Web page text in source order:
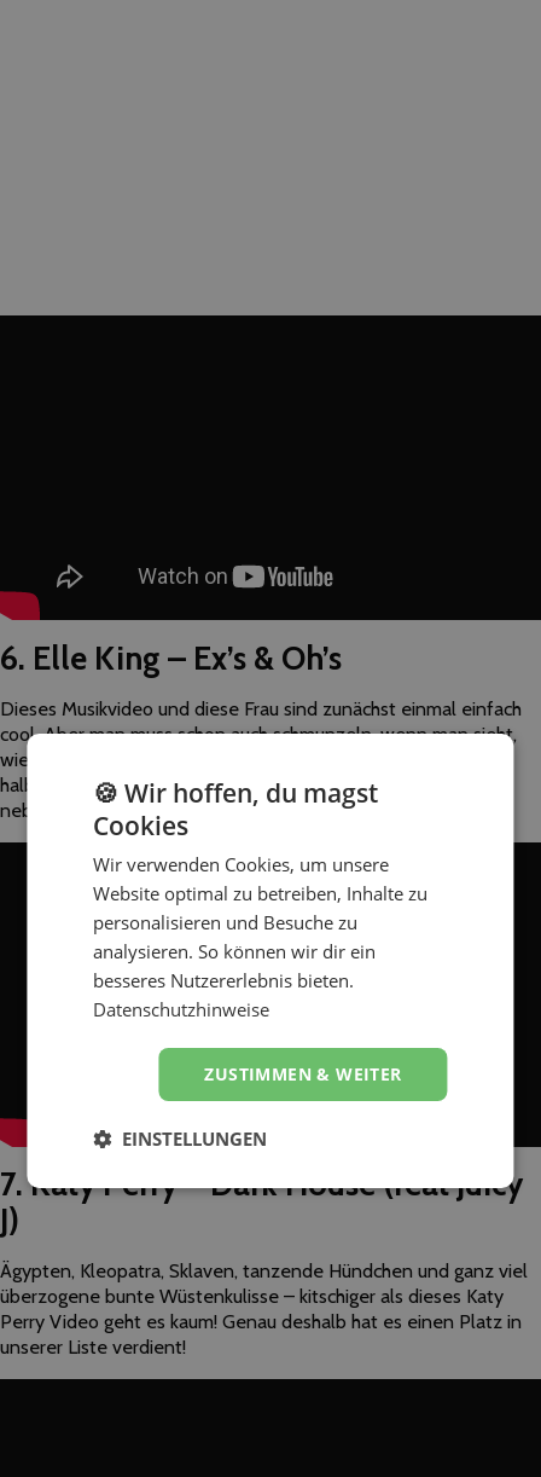
6. Elle King – Ex’s & Oh’s
Dieses Musikvideo und diese Frau sind zunächst einmal einfach
cool. Aber man muss schon auch schmunzeln, wenn man sieht,
wie die bezaubernd selbstbewusste Elle King sich von ihren
halbnackten Ex-Freunden in der Wüste anhimmeln lässt –
nebenbei auch gute Musik!
7. Katy Perry – Dark House (feat Juicy
J)
Ägypten, Kleopatra, Sklaven, tanzende Hündchen und ganz viel
überzogene bunte Wüstenkulisse – kitschiger als dieses Katy
Perry Video geht es kaum! Genau deshalb hat es einen Platz in
unserer Liste verdient!
🍪 Wir hoffen, du magst
Cookies
Wir verwenden Cookies, um unsere
Website optimal zu betreiben, Inhalte zu
personalisieren und Besuche zu
analysieren. So können wir dir ein
besseres Nutzererlebnis bieten.
Datenschutzhinweise
ZUSTIMMEN & WEITER
EINSTELLUNGEN